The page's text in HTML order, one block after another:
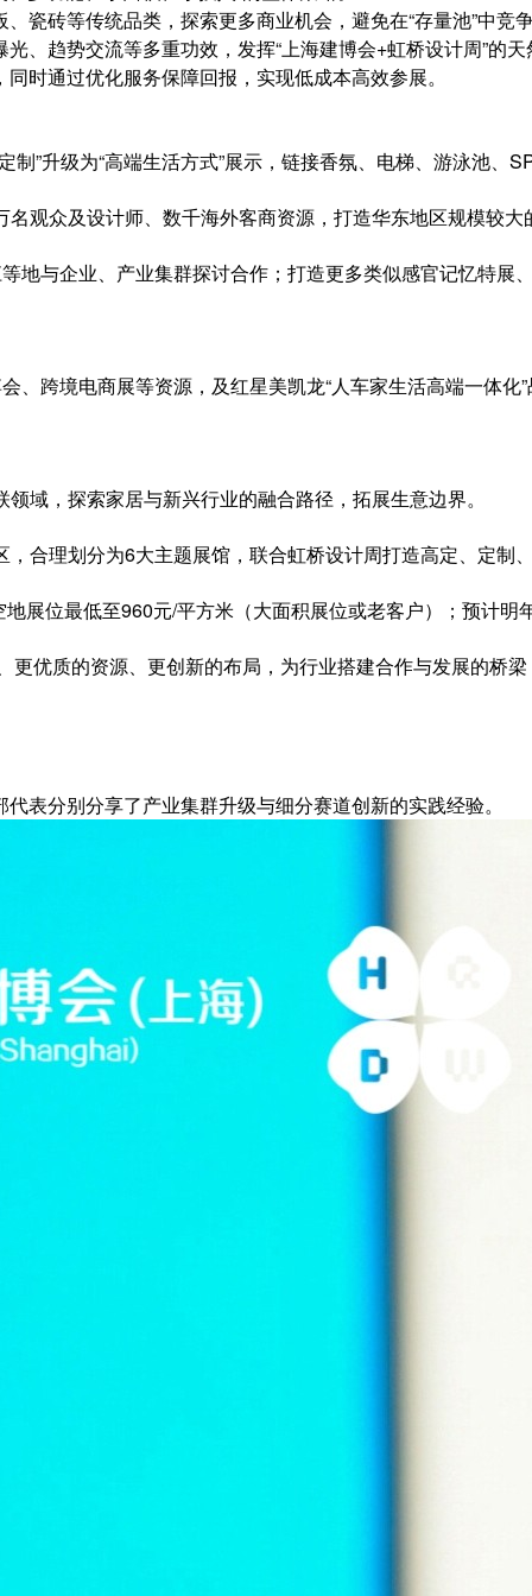
瓷砖等传统品类，探索更多商业机会，避免在“存量池”中竞
、趋势交流等多重功效，发挥“上海建博会+虹桥设计周”的
时通过优化服务保障回报，实现低成本高效参展。
”升级为“高端生活方式”展示，链接香氛、电梯、游泳池、
观众及设计师、数千海外客商资源，打造华东地区规模较
地与企业、产业集群探讨合作；打造更多类似感官记忆特
、跨境电商展等资源，及红星美凯龙“人车家生活高端一体
域，探索家居与新兴行业的融合路径，拓展生意边界。
合理划分为6大主题展馆，联合虹桥设计周打造高定、定制
展位最低至960元/平方米（大面积展位或老客户）；预计
优质的资源、更创新的布局，为行业搭建合作与发展的桥
表分别分享了产业集群升级与细分赛道创新的实践经验。